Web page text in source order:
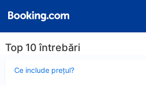
Top 10 întrebări
Ce include preţul?
închis